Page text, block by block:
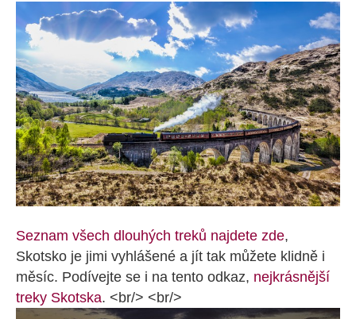
Seznam všech dlouhých treků najdete zde,
Skotsko je jimi vyhlášené a jít tak můžete klidně i
měsíc. Podívejte se i na tento odkaz, nejkrásnější
treky Skotska. <br/> <br/>